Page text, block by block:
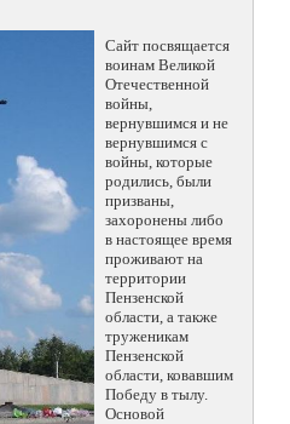
Сайт посвящается
воинам Великой
Отечественной
войны,
вернувшимся и не
вернувшимся с
войны, которые
родились, были
призваны,
захоронены либо
в настоящее время
проживают на
территории
Пензенской
области, а также
труженикам
Пензенской
области, ковавшим
Победу в тылу.
Основой